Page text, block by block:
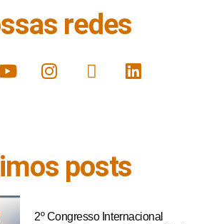
redes
posts
2º Congresso Internacional